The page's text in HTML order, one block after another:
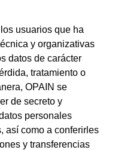
usuarios que ha
y organizativas
datos de carácter
tratamiento o
OPAIN se
de secreto y
personales
así como a conferirles
y transferencias